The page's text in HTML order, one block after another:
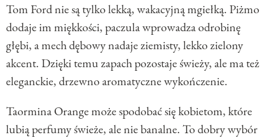
Tom Ford nie są tylko lekką, wakacyjną mgiełką. Piżmo
dodaje im miękkości, paczula wprowadza odrobinę
głębi, a mech dębowy nadaje ziemisty, lekko zielony
akcent. Dzięki temu zapach pozostaje świeży, ale ma też
eleganckie, drzewno aromatyczne wykończenie.
Taormina Orange może spodobać się kobietom, które
lubią perfumy świeże, ale nie banalne. To dobry wybór